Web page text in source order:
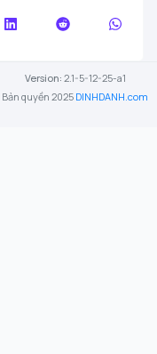
Version: 2.1-5-12-25-a1
Bản quyền 2025 DINHDANH.com